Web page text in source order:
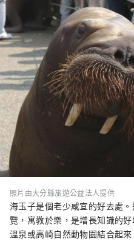
照片由大分縣旅遊公益法人提供
海玉子是個老少咸宜的好去處
覽，寓教於樂，是增長知識的
溫泉或高崎自然動物園結合起